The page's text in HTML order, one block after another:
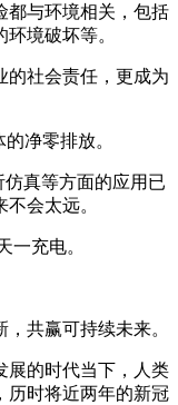
都与环境相关，包括
境破坏等。
的社会责任，更成为
净零排放。
真等方面的应用已
会太远。
一充电。
共赢可持续未来。
展的时代当下，人类
历时将近两年的新冠